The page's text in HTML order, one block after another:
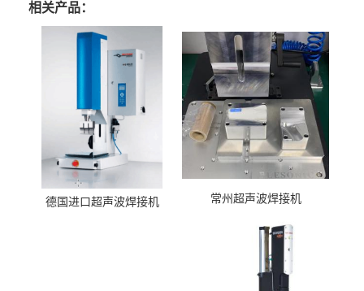
相关产品：
德国进口超声波焊接机 常州超声波焊接机